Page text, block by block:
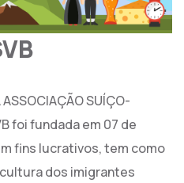
SUÍÇO-
foi fundada em 07 de
fins lucrativos, tem como
dos imigrantes